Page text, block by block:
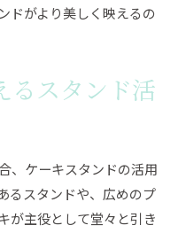
ドがより美しく映えるの
るスタンド活
、ケーキスタンドの活用
るスタンドや、広めのプ
が主役として堂々と引き